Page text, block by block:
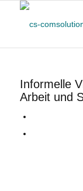
Informelle
Arbeit und